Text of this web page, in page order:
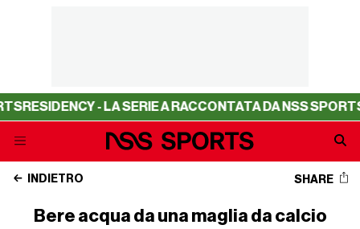
- LA SERIE A RACCONTATA DA NSS SPORTS
INDIETRO SHARE
Bere acqua da una maglia da calcio